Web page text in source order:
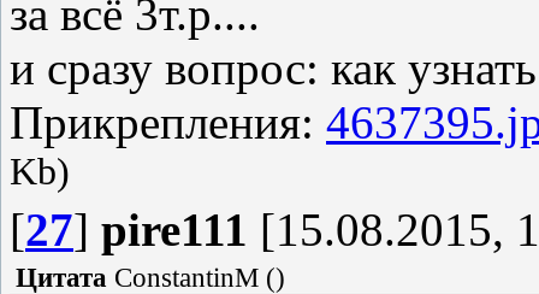
за всё 3т.р....
и сразу вопрос: как
Прикрепления:
Kb)
[27] pire111 [15.08.2015,
Цитата ConstantinM ()